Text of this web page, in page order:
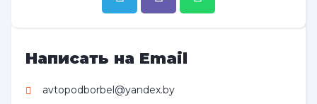
Написать на Email
avtopodborbel@yandex.by